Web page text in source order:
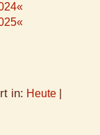
in: Heute